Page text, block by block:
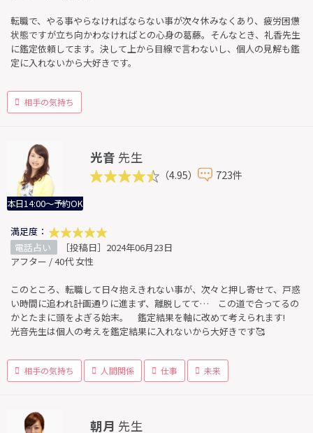
転職で、やる事やらなければならない事が次々休みなくあり、疲労困憊
状態ですが立ち向かわなければとの心身の葛藤。そんなとき、礼香先生
に鑑定依頼してます。決して上から目線で言わないし、個人の見解も鑑
定に入れないから大好きです。
相手の気持ち
本日14:00～予約OK
光音 先生
（4.95） 723件
満足度：
電話占い
［投稿日］2024年06月23日
アフター / 40代 女性
このところ、転職して日々抱えきれない事が、次々と押し寄せて、戸惑
い時間に追われ計画通りに進まず、離脱してて… この道で合ってるの
かとたまに頭をよぎる始末。 鑑定結果を軸に改めて考えられます!
光音先生は個人の考えを鑑定結果に入れないから大好きです🥰
相手の気持ち 人間関係 仕事 未来
朝月 先生